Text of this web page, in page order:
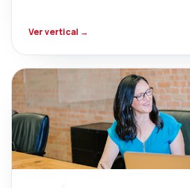
Ver vertical →